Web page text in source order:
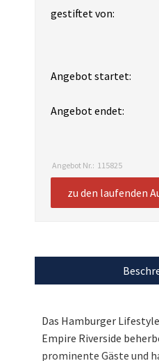
gestiftet von:
Angebot startet:
Angebot endet:
Angebot Nr.: 115825
zu den laufenden
Das Hamburger
Empire Riverside
prominente Gäste und